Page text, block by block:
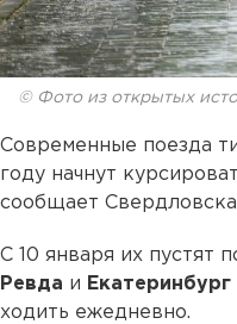
© Фото из открытых
Современные поезда
году начнут
сообщает
С 10 января их пустят
Ревда и Екатеринбург
ходить ежедневно.